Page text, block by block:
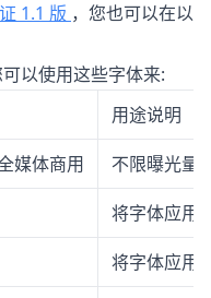
1.1 版 ，您也可以在以
可以使用这些字体来:
用途说明
媒体商用 不限曝光量
将字体应用
将字体应用